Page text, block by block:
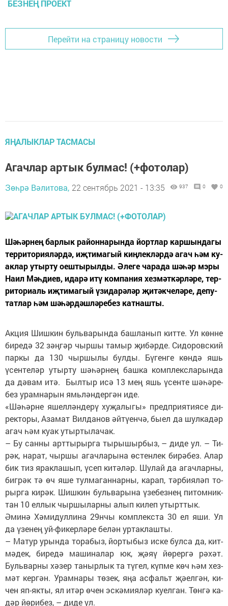
БЕЗНЕҢ ПРОЕКТ
Перейти на страницу новости
ЯҢАЛЫКЛАР ТАСМАСЫ
Агач­лар ар­тык бул­мас! (+фотолар)
Зөһрә Вәлитова, 22 сентябрь 2021 - 13:35 937 0 0
Шә­һәр­нең бар­лык ра­йон­на­рын­да йорт­лар кар­шын­да­гы
тер­ри­то­ри­я­ләр­дә, иҗ­ти­ма­гый киң­лек­ләр­дә агач һәм ку­
ак­лар утыр­ту оеш­ты­рыл­ды. Әле­ге ча­ра­да шә­һәр мэ­ры
На­ил Мәһ­ди­ев, ида­рә итү ком­па­ния хез­мәт­кәр­лә­ре, тер­
ри­то­ри­аль иҗ­ти­ма­гый үзи­да­рә­ләр җи­тәк­че­лә­ре, де­пу­
тат­лар һәм шә­һәр­дәш­лә­ре­без кат­наш­ты.
Ак­ция Шиш­кин буль­ва­рын­да баш­ла­нып кит­те. Ул көн­не
би­ре­дә 32 зәң­гәр чыр­шы та­мыр җи­бәр­де. Си­до­ровс­кий
пар­кы да 130 чыр­шы­лы бул­ды. Бү­ген­ге көн­дә яшь
үсен­те­ләр утыр­ту шә­һәр­нең баш­ка ком­п­лекс­ла­рын­да
да дә­вам итә. Был­тыр исә 13 мең яшь үсен­те шә­һә­ре­
без урам­на­рын ямь­лән­дер­гән иде.
«Шә­һәр­не яшел­лән­де­рү ху­җа­лы­гы» пред­при­я­ти­я­се ди­
рек­то­ры, Аза­мат Вил­да­нов әй­тү­ен­чә, бы­ел да шул­ка­дәр
агач һәм ку­ак утыр­ты­ла­чак.
– Бу сан­ны арт­ты­рыр­га ты­ры­шыр­быз, – ди­де ул. – Ти­
рәк, на­рат, чыр­шы агач­ла­ры­на өс­тен­лек би­рә­без. Алар
бик тиз ярак­ла­шып, үсеп ки­тә­ләр. Шу­лай да агач­лар­ны,
биг­рәк тә өч яше тул­ма­ган­нар­ны, ка­рап, тәр­би­я­ләп то­
рыр­га ки­рәк. Шиш­кин буль­ва­ры­на үзе­без­нең пи­том­ник­
тан 10 ел­лык чыр­шы­лар­ны алып ки­леп утырт­тык.
Әми­нә Хә­ми­дул­ли­на 29нчы ком­п­лек­ста 30 ел яши. Ул
да үзе­нең уй-фи­кер­лә­ре бе­лән ур­так­лаш­ты.
– Ма­тур урын­да то­ра­быз, йор­ты­быз ис­ке бул­са да, кит­
мә­дек, би­ре­дә ма­ши­на­лар юк, җә­яү йө­рер­гә рә­хәт.
Буль­вар­ны хә­зер та­ныр­лык та тү­гел, күп­ме көч һәм хез­
мәт кер­гән. Урам­на­ры тө­зек, яңа ас­фальт җә­ел­гән, ки­
чен яп-як­ты, ял итәр өчен эс­кә­ми­я­ләр ку­ел­ган. Төн­гә ка­
дәр йө­ри­без, – ди­де ул.